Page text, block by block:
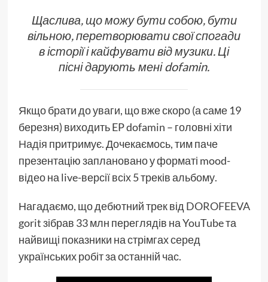
Щаслива, що можу бути собою, бути
вільною, перетворювати свої спогади
в історії і кайфувати від музики. Ці
пісні дарують мені dofamin.
Якщо брати до уваги, що вже скоро (а саме 19
березня) виходить EP dofamin – головні хіти
Надія притримує. Дочекаємось, тим паче
презентацію заплановано у форматі mood-
відео на live-версії всіх 5 треків альбому.
Нагадаємо, що дебютний трек від DOROFEEVA
gorit зібрав 33 млн переглядів на YouTube та
найвищі показники на стрімгах серед
українських робіт за останній час.